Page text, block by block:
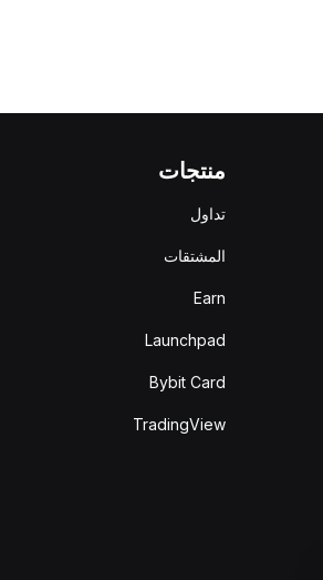
منتجات
تداول
المشتقات
Earn
Launchpad
Bybit Card
TradingView